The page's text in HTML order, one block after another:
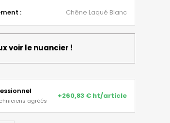
: Chêne Laqué Blanc
voir le nuancier !
agréés
+260,83 € ht/article